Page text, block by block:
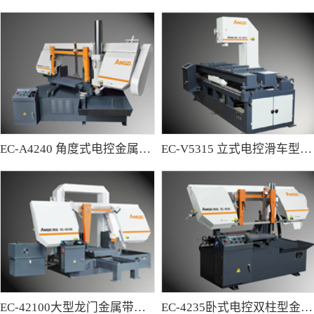
EC-A4240 角度式电控金属带锯床 EC-V5315 立式电控滑车型金属带锯床
EC-42100大型龙门金属带锯床 EC-4235卧式电控双柱型金属带锯床